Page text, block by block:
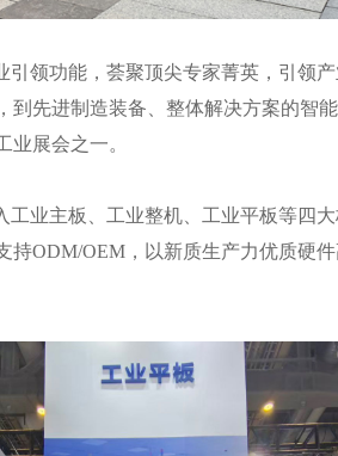
领功能，荟聚顶尖专家菁英，引领产
先进制造装备、整体解决方案的智
展会之一。
工业主板、工业整机、工业平板等四
ODM/OEM，以新质生产力优质硬